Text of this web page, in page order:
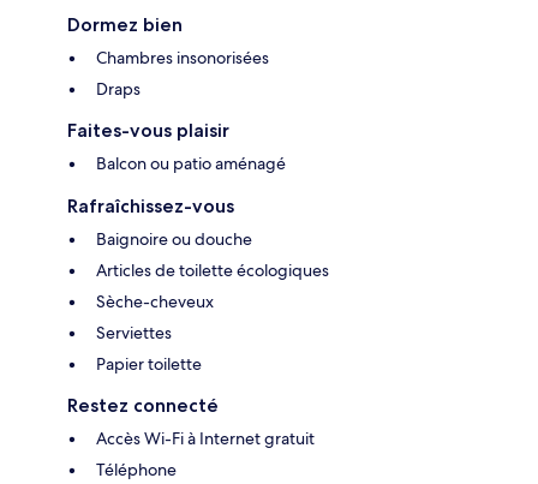
Dormez bien
Chambres insonorisées
Draps
Faites-vous plaisir
Balcon ou patio aménagé
Rafraîchissez-vous
Baignoire ou douche
Articles de toilette écologiques
Sèche-cheveux
Serviettes
Papier toilette
Restez connecté
Accès Wi-Fi à Internet gratuit
Téléphone